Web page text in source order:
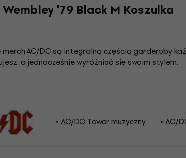
'79 Black M Koszulka
merch AC/DC są integralną częścią garderoby
a jednocześnie wyróżniać się swoim stylem.
AC/DC Towar muzyczny AC/